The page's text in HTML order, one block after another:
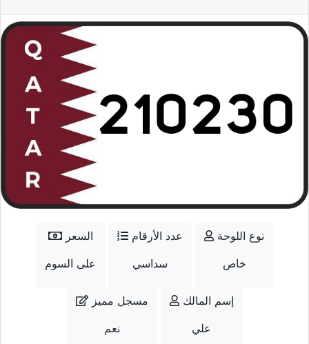
السعر
على السوم
عدد الأرقام
سداسي
نوع اللوحة
خاص
مسجل مميز
نعم
إسم المالك
علي